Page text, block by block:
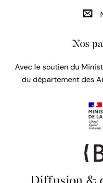
Nos
Avec le soutien du
du département des
Diffusion &